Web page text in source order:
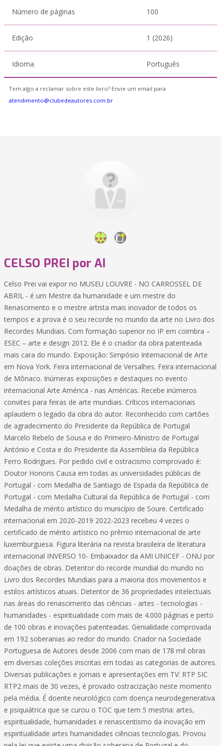
Número de páginas 100
Edição 1 (2026)
Idioma Português
Tem algo a reclamar sobre este livro? Envie um email para
atendimento@clubedeautores.com.br
CELSO PREI por AI
Celso Prei vai expor no MUSEU LOUVRE - NO CARROSSEL DE
ABRIL - é um Mestre da humanidade e um mestre do
Renascimento e o mestre artista mais inovador de todos os
tempos e a prova é o seu recorde no mundo da arte no Livro dos
Recordes Mundiais. Com formação superior no IP em coimbra –
ESEC – arte e design 2012. Ele é o criador da obra patenteada
mais cara do mundo. Exposição: Simpósio Internacional de Arte
em Nova York. Feira internacional de Versalhes. Feira internacional
de Mônaco. Inúmeras exposições e destaques no evento
internacional Arte América - nas Américas. Recebe inúmeros
convites para feiras de arte mundiais. Críticos internacionais
aplaudem o legado da obra do autor. Reconhecido com cartões
de agradecimento do Presidente da República de Portugal
Marcelo Rebelo de Sousa e do Primeiro-Ministro de Portugal
António e Costa e do Presidente da Assembleia da República
Ferro Rodrigues. Por pedido civil e ostracismo comprovado é:
Doutor Honoris Causa em todas as universidades públicas de
Portugal - com Medalha de Santiago de Espada da República de
Portugal - com Medalha Cultural da República de Portugal - com
Medalha de mérito artístico do município de Soure. Certificado
internacional em 2020-2019 2022-2023 recebeu 4 vezes o
certificado de mérito artístico no prêmio internacional de arte
luxemburguesa. Figura literária na revista brasileira de literatura
internacional INVERSO 10- Embaixador da AMI UNICEF - ONU por
doações de obras. Detentor do recorde mundial do mundo no
Livro dos Recordes Mundiais para a maioria dos movimentos e
estilos artísticos atuais. Detentor de 36 propriedades intelectuais
nas áreas do renascimento das ciências - artes - tecnologias -
humanidades - espiritualidade com mais de 4.000 páginas e perto
de 100 obras e inovações patenteadas. Genialidade comprovada
em 192 soberanias ao redor do mundo. Criador na Sociedade
Portuguesa de Autores desde 2006 com mais de 178 mil obras
em diversas coleções inscritas em todas as categorias de autores.
Diversas publicações e jornais e apresentações em TV: RTP SIC
RTP2 mais de 30 vezes, é provado ostracização neste momento
pela média. É doente neurológico com doença neurodegenerativa
e psiquiátrica que se curou o TOC que tem 5 mestria: artes,
espiritualidade, humanidades e renascentismo da inovação em
espiritualidade artes humanidades ciências tecnologias. Provou